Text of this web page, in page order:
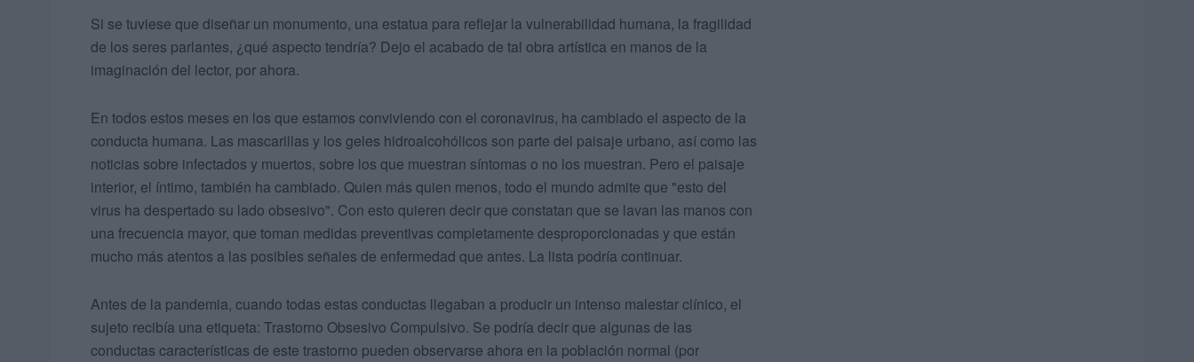
Si se tuviese que diseñar un monumento, una estatua para reflejar la vulnerabilidad humana, la fragilidad
de los seres parlantes, ¿qué aspecto tendría? Dejo el acabado de tal obra artística en manos de la
imaginación del lector, por ahora.
En todos estos meses en los que estamos conviviendo con el coronavirus, ha cambiado el aspecto de la
conducta humana. Las mascarillas y los geles hidroalcohólicos son parte del paisaje urbano, así como las
noticias sobre infectados y muertos, sobre los que muestran síntomas o no los muestran. Pero el paisaje
interior, el íntimo, también ha cambiado. Quien más quien menos, todo el mundo admite que "esto del
virus ha despertado su lado obsesivo". Con esto quieren decir que constatan que se lavan las manos con
una frecuencia mayor, que toman medidas preventivas completamente desproporcionadas y que están
mucho más atentos a las posibles señales de enfermedad que antes. La lista podría continuar.
Antes de la pandemia, cuando todas estas conductas llegaban a producir un intenso malestar clínico, el
sujeto recibía una etiqueta: Trastorno Obsesivo Compulsivo. Se podría decir que algunas de las
conductas características de este trastorno pueden observarse ahora en la población normal (por